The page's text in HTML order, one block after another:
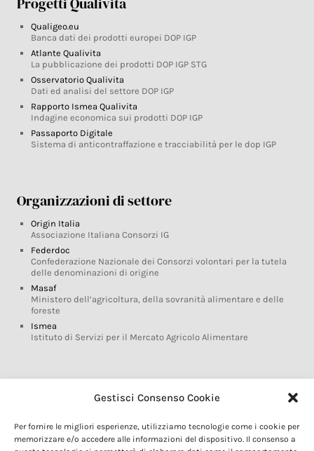
Gestisci Consenso Cookie
Per fornire le migliori esperienze, utilizziamo tecnologie come i cookie per
memorizzare e/o accedere alle informazioni del dispositivo. Il consenso a
Qualigeo.eu
Banca dati dei prodotti europei DOP IGP
Atlante Qualivita
La pubblicazione dei prodotti DOP IGP STG
Osservatorio Qualivita
Dati ed analisi del settore DOP IGP
Rapporto Ismea Qualivita
Indagine economica sui prodotti DOP IGP
Passaporto Digitale
Sistema di anticontraffazione e tracciabilità per le dop IGP
Organizzazioni di settore
Origin Italia
Associazione Italiana Consorzi IG
Federdoc
Confederazione Nazionale dei Consorzi volontari per la tutela
delle denominazioni di origine
Masaf
Ministero dell’agricoltura, della sovranità alimentare e delle
foreste
Ismea
Istituto di Servizi per il Mercato Agricolo Alimentare
Glossario DOP IGP
Marchi DOP IGP
Normativa prodotti DOP IGP